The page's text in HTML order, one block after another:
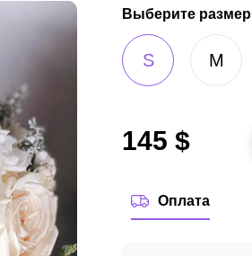
Выберите размер
S M
145 $
Оплата